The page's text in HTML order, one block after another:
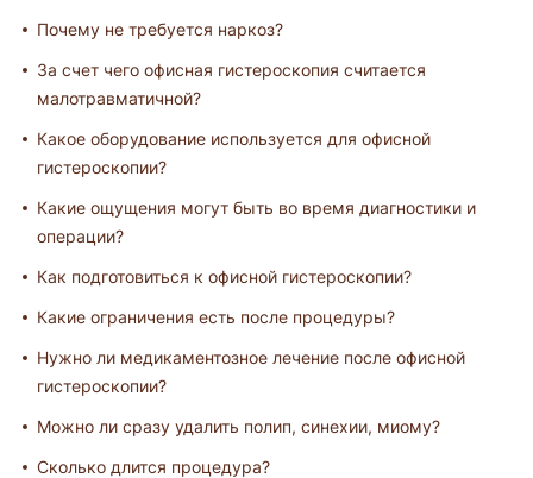
Почему не требуется наркоз?
За счет чего офисная гистероскопия считается
малотравматичной?
Какое оборудование используется для офисной
гистероскопии?
Какие ощущения могут быть во время диагностики и
операции?
Как подготовиться к офисной гистероскопии?
Какие ограничения есть после процедуры?
Нужно ли медикаментозное лечение после офисной
гистероскопии?
Можно ли сразу удалить полип, синехии, миому?
Сколько длится процедура?